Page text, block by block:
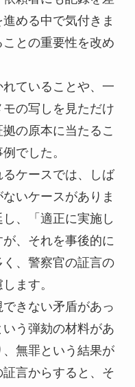
める中で気付きま
との重要性を改め
ていることや、一
の写しを見ただけ
の原本に当たるこ
でした。
ケースでは、しば
いケースがありま
、「適正に実施し
、それを事後的に
、警察官の証言の
ます。
きない矛盾があっ
う弾劾の材料があ
無罪という結果が
言からすると、そ